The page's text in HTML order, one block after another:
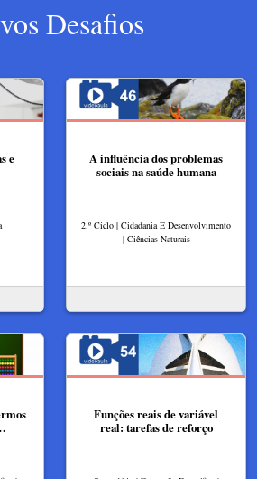
Desafios
e
A influência dos problemas
sociais na saúde humana
2.º Ciclo | Cidadania E Desenvolvimento
| Ciências Naturais
Funções reais de variável
real: tarefas de reforço